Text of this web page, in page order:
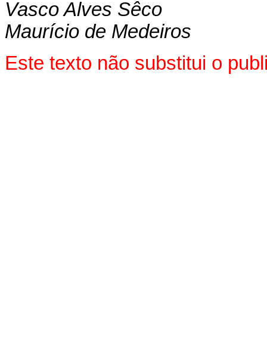
Vasco Alves Sêco
Maurício de Medeiros
Este texto não substitui o